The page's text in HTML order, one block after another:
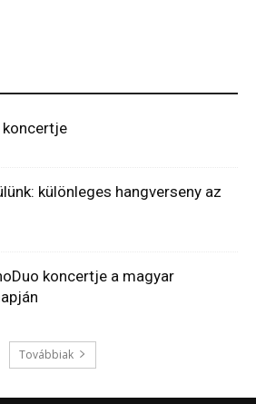
koncertje
különleges hangverseny az
koncertje a magyar
Továbbiak